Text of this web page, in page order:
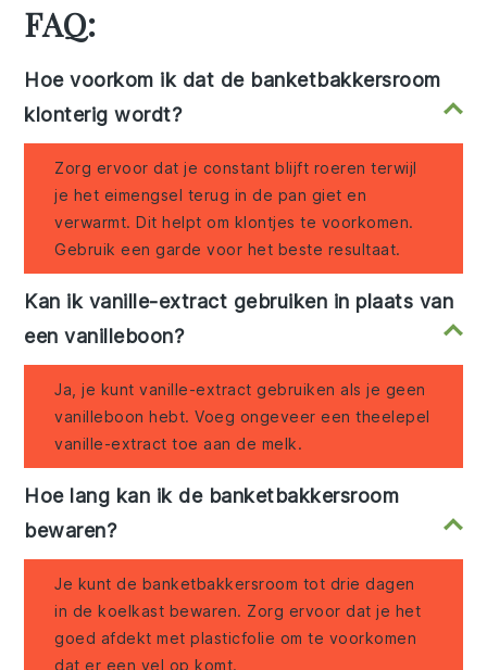
FAQ:
Hoe voorkom ik dat de banketbakkersroom
klonterig wordt?
Zorg ervoor dat je constant blijft roeren terwijl
je het eimengsel terug in de pan giet en
verwarmt. Dit helpt om klontjes te voorkomen.
Gebruik een garde voor het beste resultaat.
Kan ik vanille-extract gebruiken in plaats van
een vanilleboon?
Ja, je kunt vanille-extract gebruiken als je geen
vanilleboon hebt. Voeg ongeveer een theelepel
vanille-extract toe aan de melk.
Hoe lang kan ik de banketbakkersroom
bewaren?
Je kunt de banketbakkersroom tot drie dagen
in de koelkast bewaren. Zorg ervoor dat je het
goed afdekt met plasticfolie om te voorkomen
dat er een vel op komt.